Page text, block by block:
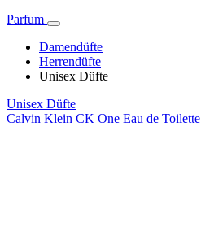
Parfum
Damendüfte
Herrendüfte
Unisex Düfte
Unisex Düfte
Calvin Klein CK One Eau de Toilette